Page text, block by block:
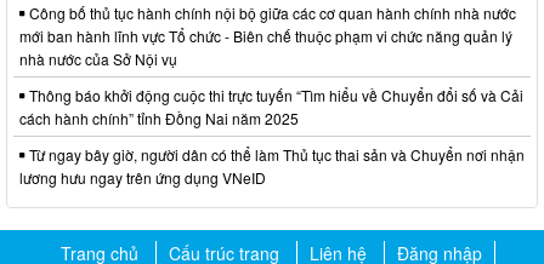
Công bố thủ tục hành chính nội bộ giữa các cơ quan hành chính nhà nước
mới ban hành lĩnh vực Tổ chức - Biên chế thuộc phạm vi chức năng quản lý
nhà nước của Sở Nội vụ
Thông báo khởi động cuộc thi trực tuyến “Tìm hiểu về Chuyển đổi số và Cải
cách hành chính” tỉnh Đồng Nai năm 2025
Từ ngay bây giờ, người dân có thể làm Thủ tục thai sản và Chuyển nơi nhận
lương hưu ngay trên ứng dụng VNeID
Trang chủ Cấu trúc trang Liên hệ Đăng nhập